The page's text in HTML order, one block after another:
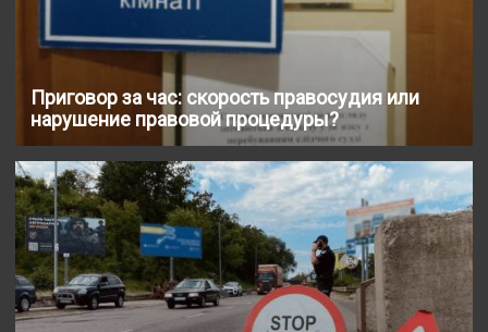
Приговор за час: скорость правосудия или
нарушение правовой процедуры?